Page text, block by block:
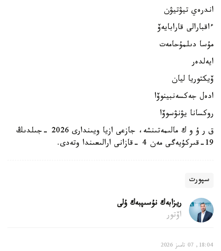
اندرەي تيۋتيۋن
ءاقبارالى قارابايەۆ
مۇسا دىلمۇحامەت
ايەلدەر
ۆيكتوريا ليان
ادەل جەكسەنبينوۆا
روكسانا يۋنۋسوۆا
ق ر ۇ و ك مالىمەتىنشە، جازعى ازيا ويىندارى 2026 -جىلدىڭ
19-قىركۇيەگى مەن 4 -قازانى ارالىعىندا وتەدى.
سپورت
ريزابەك نۇسىپبەك ۇلى
اۆتور
18:04, 07 تامىز 2026